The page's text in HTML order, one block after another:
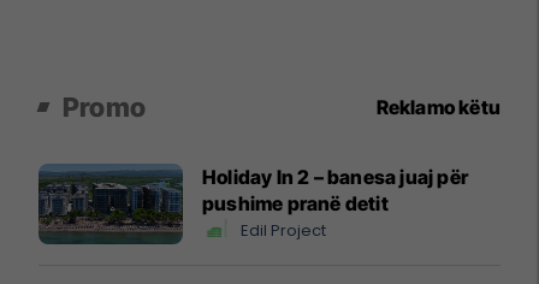
Promo Reklamo këtu
Holiday In 2 – banesa juaj për
pushime pranë detit
Edil Project